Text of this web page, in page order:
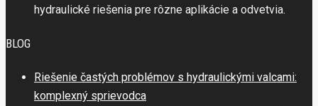
hydraulické riešenia pre rôzne aplikácie a odvetvia.
BLOG
Riešenie častých problémov s hydraulickými valcami:
komplexný sprievodca